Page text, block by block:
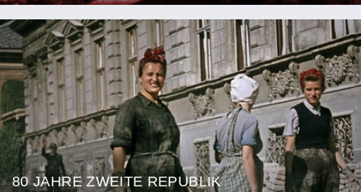
80 JAHRE ZWEITE REPUBLIK